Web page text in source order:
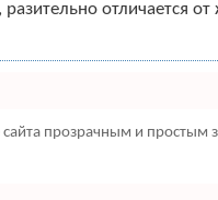
отличается
прозрачным и простым